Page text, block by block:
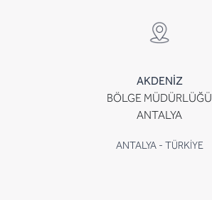
AKDENİZ
BÖLGE MÜDÜRLÜĞÜ
ANTALYA
ANTALYA - TÜRKİYE